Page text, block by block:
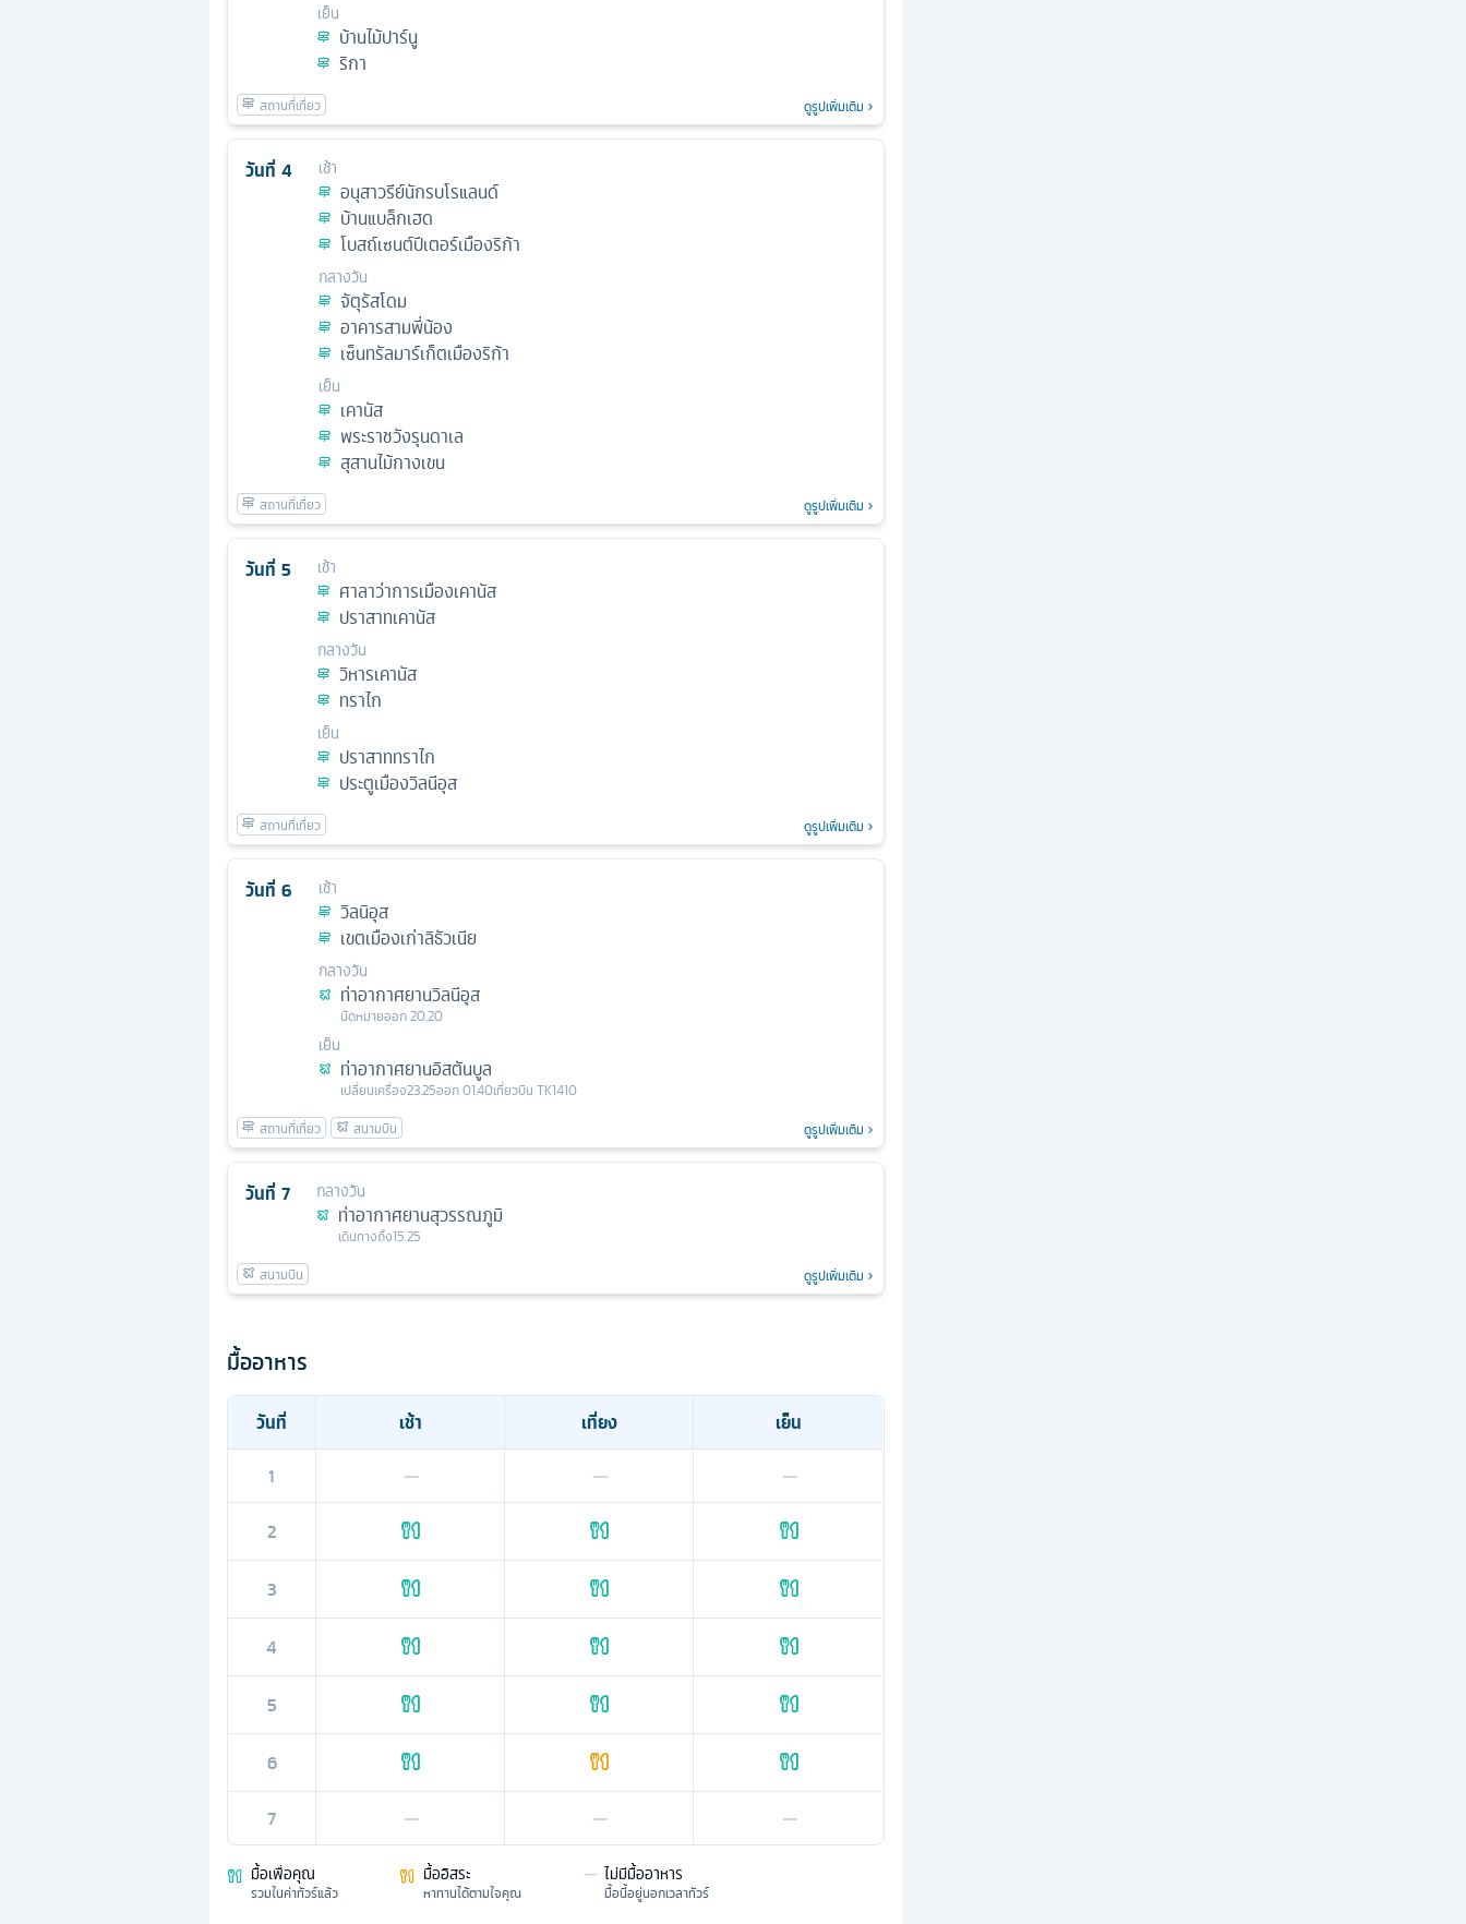
เย็น
บ้านไม้ปาร์นู
ริกา
ดูรูปเพิ่มเติม
วันที่ 4 เช้า
อนุสาวรีย์นักรบโรแลนด์
บ้านแบล็กเฮด
โบสถ์เซนต์ปีเตอร์เมืองริก้า
กลางวัน
จัตุรัสโดม
อาคารสามพี่น้อง
เซ็นทรัลมาร์เก็ตเมืองริก้า
เย็น
เคานัส
พระราชวังรุนดาเล
สุสานไม้กางเขน
ดูรูปเพิ่มเติม
วันที่ 5 เช้า
ศาลาว่าการเมืองเคานัส
ปราสาทเคานัส
กลางวัน
วิหารเคานัส
ทราไก
เย็น
ปราสาททราไก
ประตูเมืองวิลนีอุส
ดูรูปเพิ่มเติม
วันที่ 6 เช้า
วิลนิอุส
เขตเมืองเก่าลิธัวเนีย
กลางวัน
ท่าอากาศยานวิลนีอุส
นัดหมายออก20.20
เย็น
ท่าอากาศยานอิสตันบูล
เปลี่ยนเครื่อง23.25ออก01.40เที่ยวบิน TK1410
ดูรูปเพิ่มเติม
วันที่ 7 กลางวัน
ท่าอากาศยานสุวรรณภูมิ
เดินทางถึง15.25
ดูรูปเพิ่มเติม
มื้ออาหาร
วันที่ เช้า เที่ยง
เย็น
1
— —
—
2
3
4
5
6
7
— — —
มื้อเพื่อคุณ
รวมในค่าทัวร์แล้ว
มื้ออิสระ
หาทานได้ตามใจคุณ
— ไม่มีมื้ออาหาร
มื้อนี้อยู่นอกเวลาทัวร์